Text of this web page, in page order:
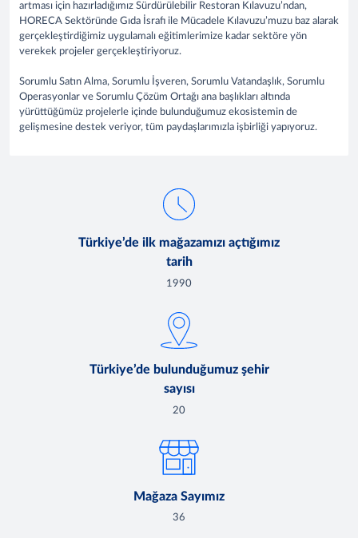
artması için hazırladığımız Sürdürülebilir Restoran Kılavuzu’ndan,
HORECA Sektöründe Gıda İsrafı ile Mücadele Kılavuzu’muzu baz alarak
gerçekleştirdiğimiz uygulamalı eğitimlerimize kadar sektöre yön
verekek projeler gerçekleştiriyoruz.
Sorumlu Satın Alma, Sorumlu İşveren, Sorumlu Vatandaşlık, Sorumlu
Operasyonlar ve Sorumlu Çözüm Ortağı ana başlıkları altında
yürüttüğümüz projelerle içinde bulunduğumuz ekosistemin de
gelişmesine destek veriyor, tüm paydaşlarımızla işbirliği yapıyoruz.
Türkiye’de ilk mağazamızı açtığımız
tarih
1990
Türkiye’de bulunduğumuz şehir
sayısı
20
Mağaza Sayımız
36